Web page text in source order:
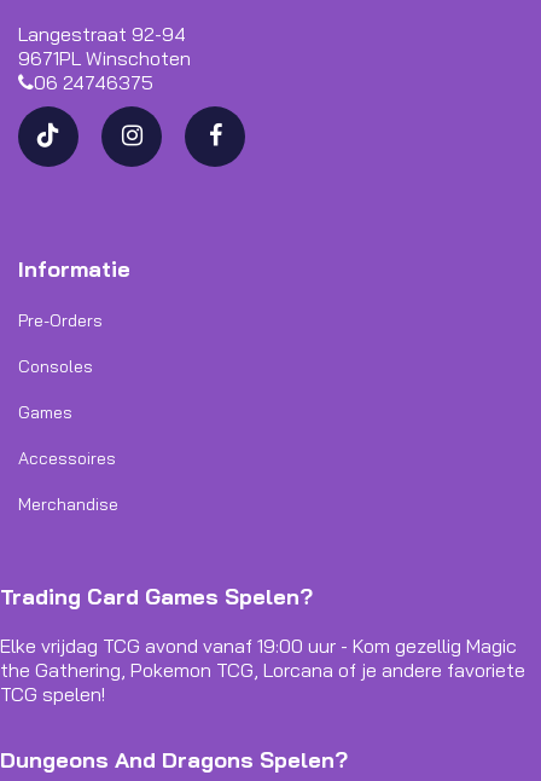
Langestraat 92-94
9671PL Winschoten
06 24746375
Informatie
Pre-Orders
Consoles
Games
Accessoires
Merchandise
Trading Card Games Spelen?
Elke vrijdag TCG avond vanaf 19:00 uur - Kom gezellig Magic
the Gathering, Pokemon TCG, Lorcana of je andere favoriete
TCG spelen!
Dungeons And Dragons Spelen?